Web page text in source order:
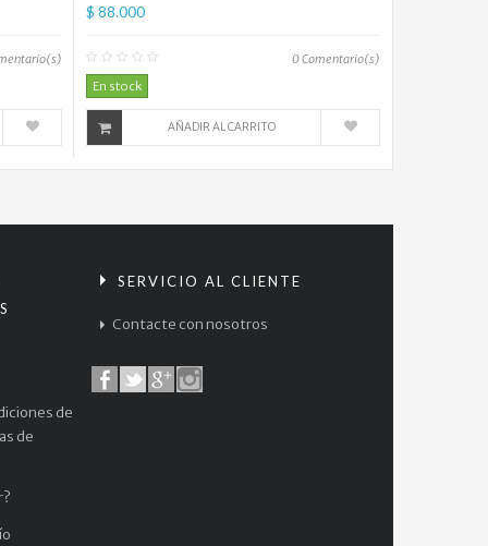
$ 88.000
0Comentario(s)
En stock
AÑADIR AL CARRITO
de
de
SERVICIO AL CLIENTE
Contacte con nosotros